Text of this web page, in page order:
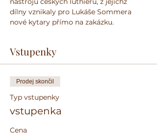
dílny vznikaly pro Lukáše Sommera
nové kytary přímo na zakázku.
Vstupenky
Prodej skončil
Typ vstupenky
vstupenka
Cena